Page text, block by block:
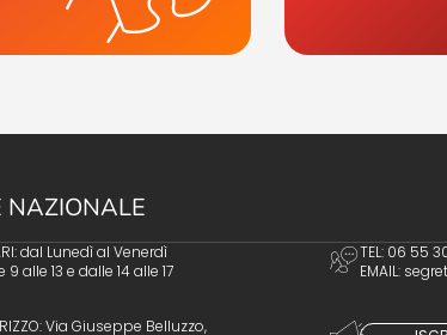
NAZIONALE
dal Lunedì al Venerdì
9 alle 13 e dalle 14 alle 17
TEL: 06 55
EMAIL:
Via Giuseppe Belluzzo,